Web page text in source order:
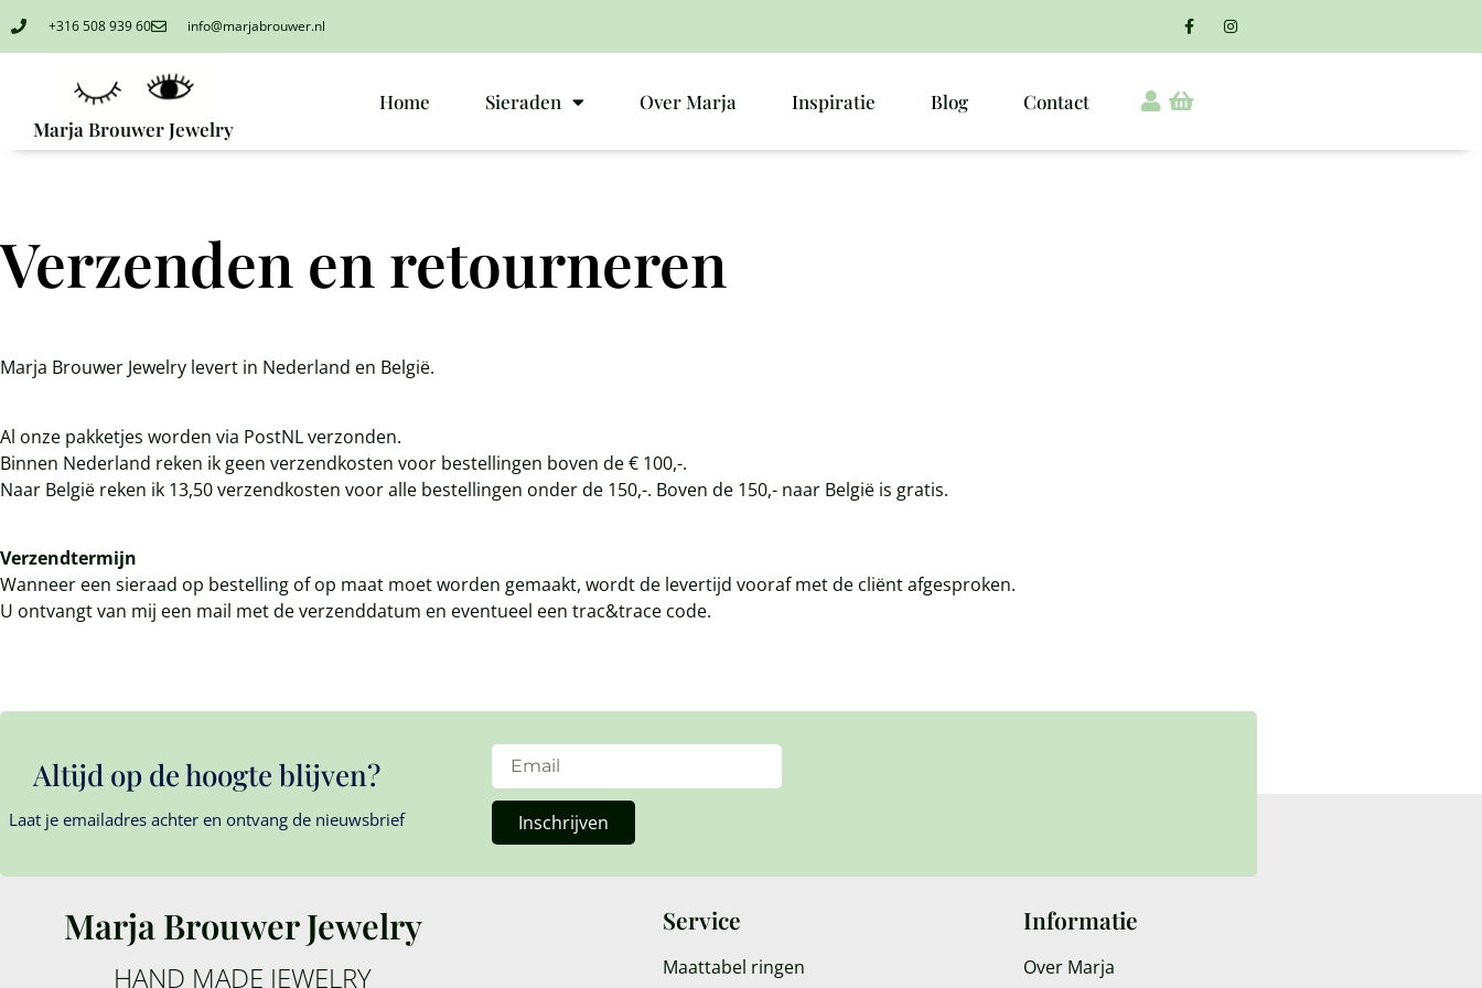
+316 508 939 60 info@marjabrouwer.nl
Marja Brouwer Jewelry
Home Sieraden Over Marja Inspiratie Blog Contact
Verzenden en retourneren
Marja Brouwer Jewelry levert in Nederland en België.
Al onze pakketjes worden via PostNL verzonden.
Binnen Nederland reken ik geen verzendkosten voor bestellingen boven de € 100,-.
Naar België reken ik 13,50 verzendkosten voor alle bestellingen onder de 150,-. Boven de 150,- naar België is gratis.
Verzendtermijn
Wanneer een sieraad op bestelling of op maat moet worden gemaakt, wordt de levertijd vooraf met de cliënt afgesproken.
U ontvangt van mij een mail met de verzenddatum en eventueel een trac&trace code.
Altijd op de hoogte blijven?
Laat je emailadres achter en ontvang de nieuwsbrief Inschrijven
Marja Brouwer Jewelry
HAND MADE JEWELRY
Service
Maattabel ringen
Informatie
Over Marja